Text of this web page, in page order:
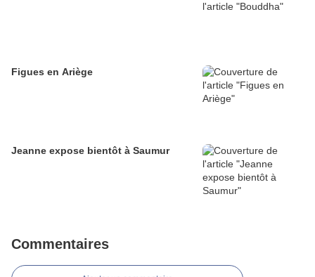
Figues en Ariège
Jeanne expose bientôt à Saumur
Commentaires